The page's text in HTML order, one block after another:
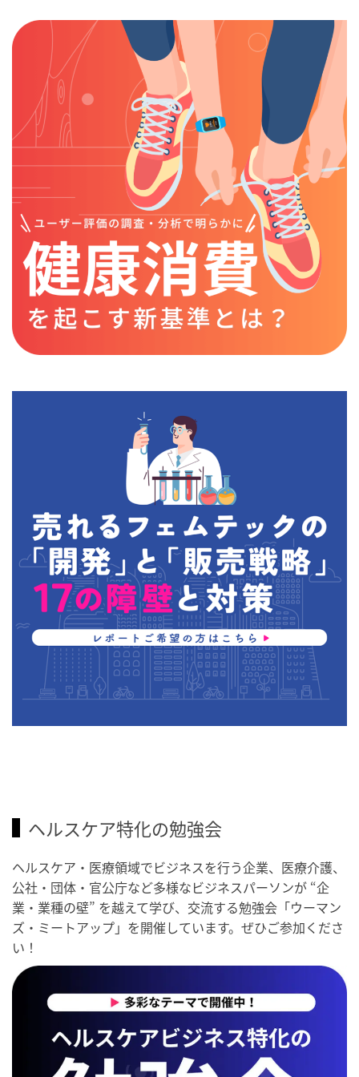
ヘルスケア特化の勉強会
ヘルスケア・医療領域でビジネスを行う企業、医療介護、
公社・団体・官公庁など多様なビジネスパーソンが “企
業・業種の壁” を越えて学び、交流する勉強会「ウーマン
ズ・ミートアップ」を開催しています。ぜひご参加くださ
い！